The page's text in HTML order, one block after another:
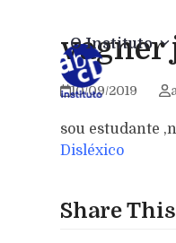
O Instituto
10/09/2019
sou estudante
Disléxico
Share This